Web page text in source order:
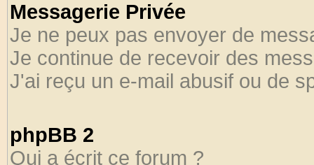
Messagerie Privée
Je ne peux pas envoyer de
Je continue de recevoir des
J'ai reçu un e-mail abusif ou de
phpBB 2
Qui a écrit ce forum ?